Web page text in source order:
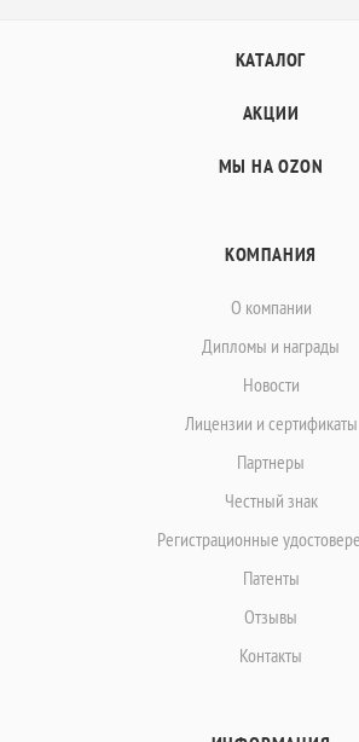
КАТАЛОГ
АКЦИИ
МЫ НА OZON
КОМПАНИЯ
О компании
Дипломы и награды
Новости
Лицензии и сертификаты
Партнеры
Честный знак
Регистрационные
Патенты
Отзывы
Контакты